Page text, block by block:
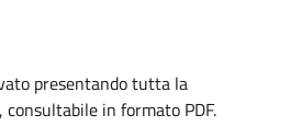
presentando tutta la
in formato PDF.